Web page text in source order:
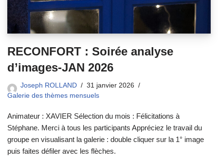
RECONFORT : Soirée analyse
d’images-JAN 2026
Joseph ROLLAND
31 janvier 2026
Galerie des thèmes mensuels
Animateur : XAVIER Sélection du mois : Félicitations à
Stéphane. Merci à tous les participants Appréciez le travail du
groupe en visualisant la galerie : double cliquer sur la 1° image
puis faites défiler avec les flèches.